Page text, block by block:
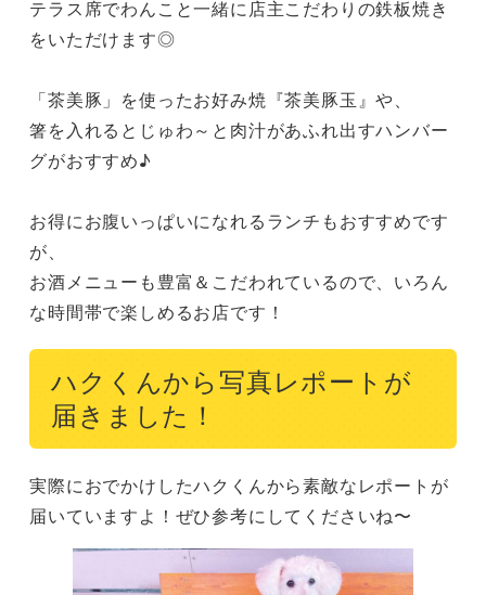
テラス席でわんこと一緒に店主こだわりの鉄板焼き
をいただけます◎
「茶美豚」を使ったお好み焼『茶美豚玉』や、
箸を入れるとじゅわ～と肉汁があふれ出すハンバー
グがおすすめ♪
お得にお腹いっぱいになれるランチもおすすめです
が、
お酒メニューも豊富＆こだわれているので、いろん
な時間帯で楽しめるお店です！
ハクくんから写真レポートが
届きました！
実際におでかけしたハクくんから素敵なレポートが
届いていますよ！ぜひ参考にしてくださいね〜